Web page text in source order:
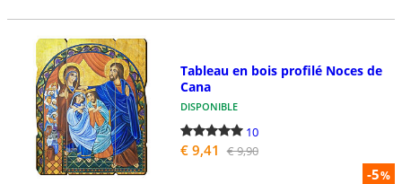
-5%
Tableau en bois profilé Noces de
Cana
DISPONIBLE
10
€ 9,41 € 9,90